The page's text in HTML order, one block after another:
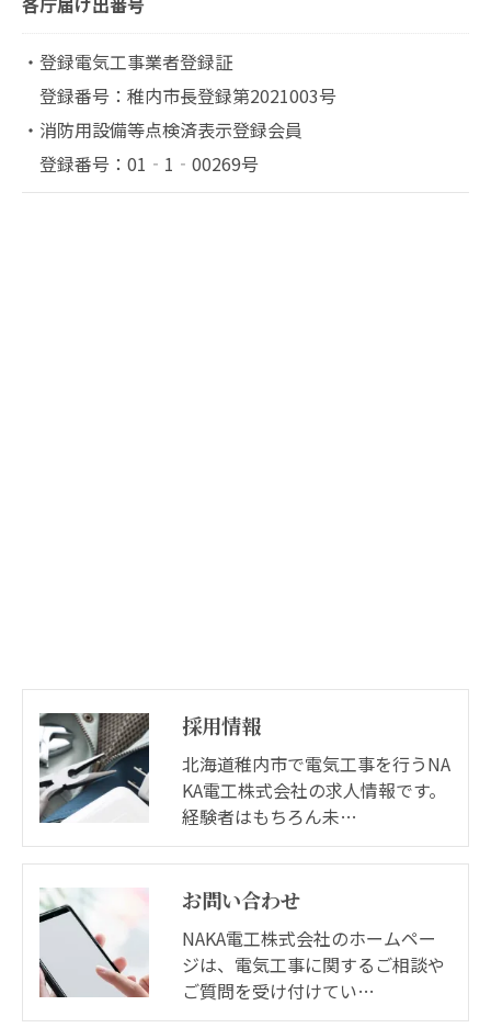
・登録電気工事業者登録証
登録番号：稚内市長登録第2021003号
・消防用設備等点検済表示登録会員
登録番号：01‐1‐00269号
採用情報
北海道稚内市で電気工事を行うNA
KA電工株式会社の求人情報です。
経験者はもちろん未…
お問い合わせ
NAKA電工株式会社のホームペー
ジは、電気工事に関するご相談や
ご質問を受け付けてい…